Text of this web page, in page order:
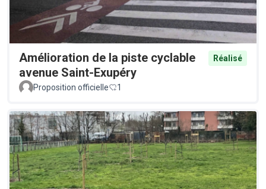
Amélioration de la piste cyclable
avenue Saint-Exupéry
Réalisé
Proposition officielle 1